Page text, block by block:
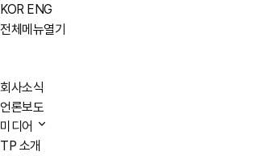
KOR ENG
전체메뉴열기
회사소식
언론보도
미디어
TP 소개